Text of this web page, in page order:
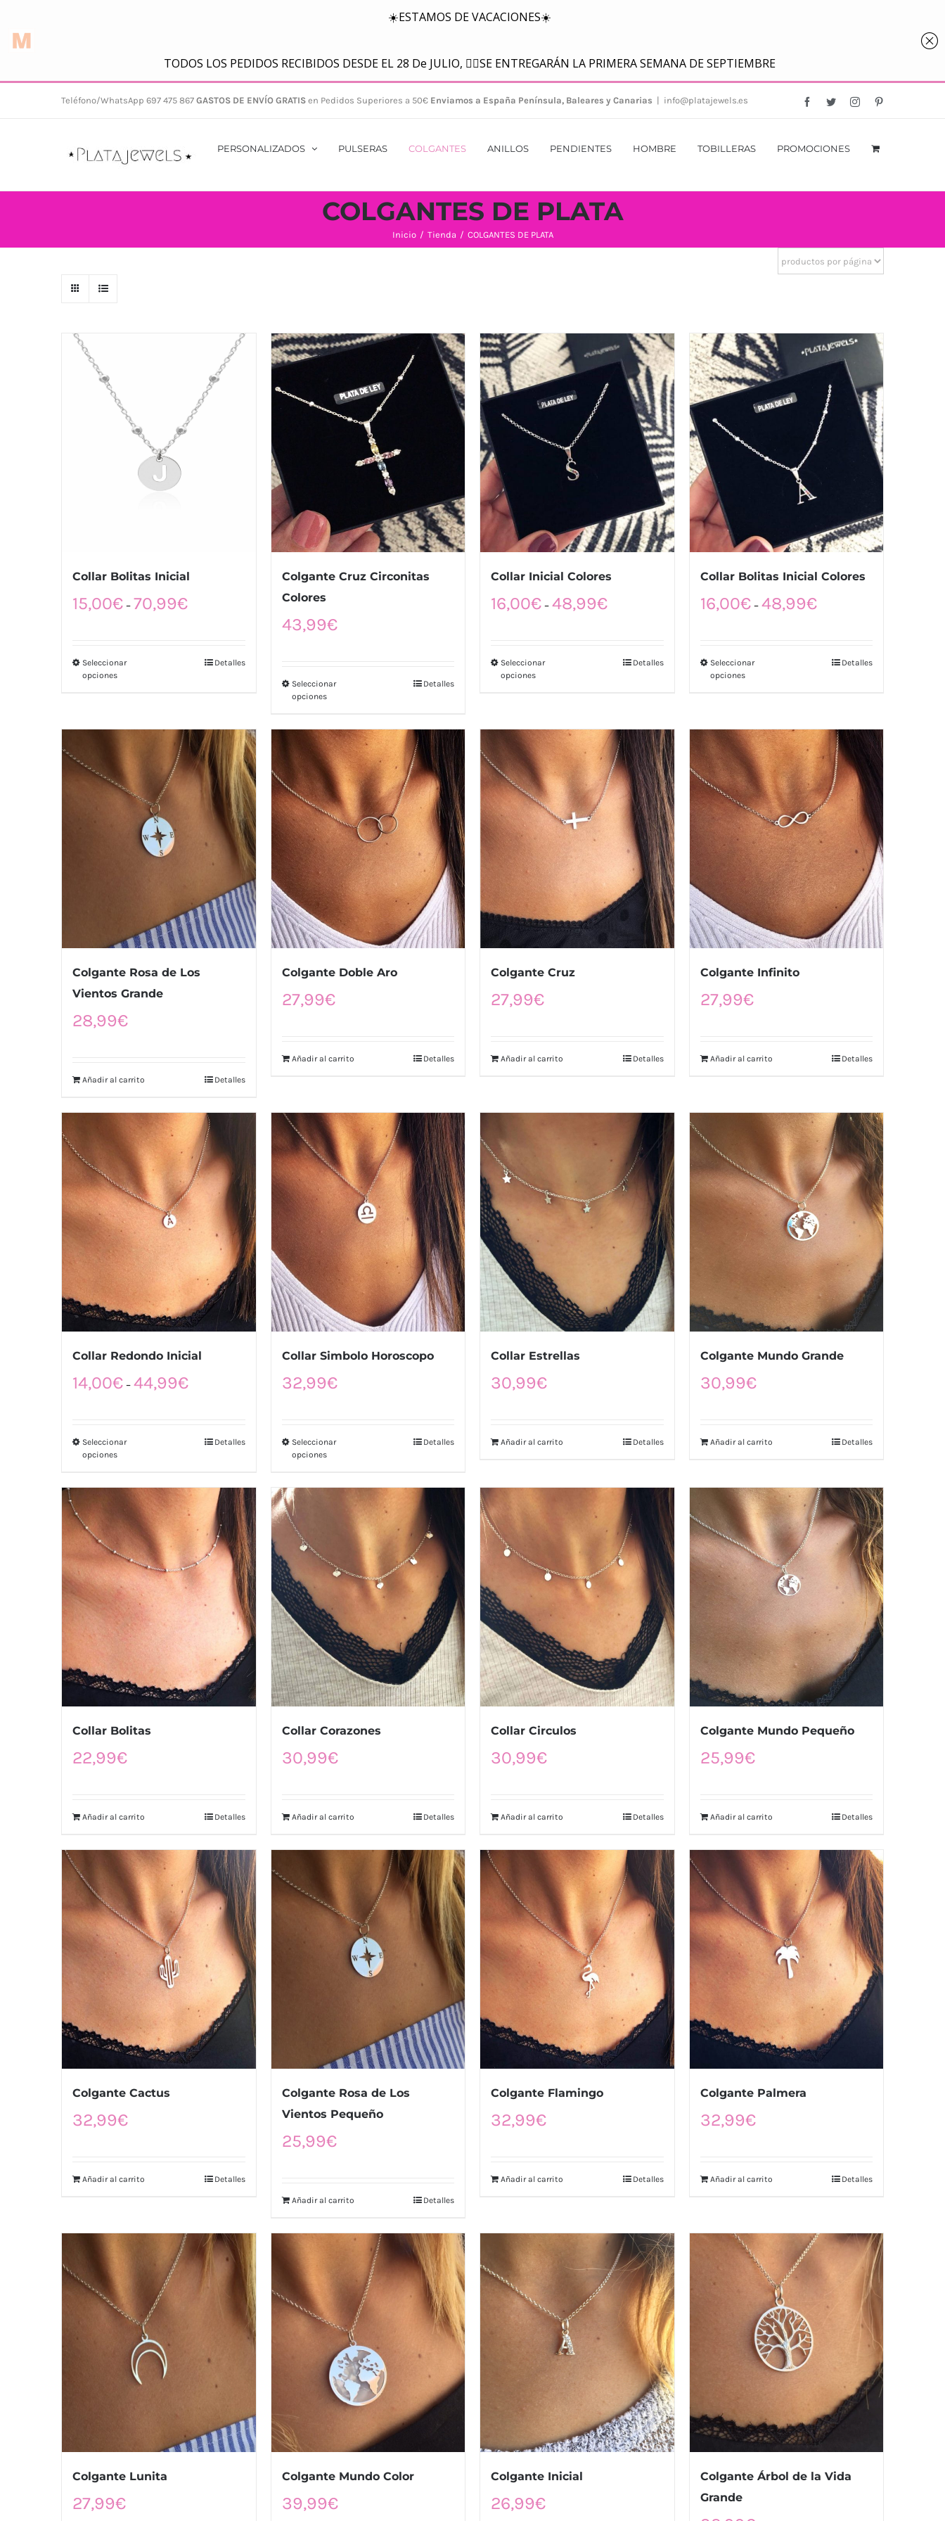
Teléfono/WhatsApp 697 475 867 GASTOS DE ENVÍO GRATIS en Pedidos Superiores a 50€ Enviamos a España Península, Baleares y Canarias info@platajewels.es FacebookTwitterInstagram
PERSONALIZADOS PULSERAS COLGANTES ANILLOS PENDIENTES HOMBRE TOBILLERAS PROMOCIONES
COLGANTES DE PLATA
Inicio / Tienda / COLGANTES DE PLATA
Collar Bolitas Inicial
15,00€ – 70,99€
Seleccionar
opciones
Detalles
Colgante Cruz Circonitas
Colores
43,99€
Seleccionar
opciones
Detalles
Collar Inicial Colores
16,00€ – 48,99€
Seleccionar
opciones
Detalles
Collar Bolitas Inicial Colores
16,00€– 48,99€
Seleccionar
opciones
Detalles
Colgante Rosa de Los
Vientos Grande
28,99€
Añadir al carrito Detalles
Colgante Doble Aro
27,99€
Añadir al carrito Detalles
Colgante Cruz
27,99€
Añadir al carrito Detalles
Colgante Infinito
27,99€
Añadir al carrito Detalles
Collar Redondo Inicial
14,00€ – 44,99€
Seleccionar
opciones
Detalles
Collar Simbolo Horoscopo
32,99€
Seleccionar
opciones
Detalles
Collar Estrellas
30,99€
Añadir al carrito Detalles
Colgante Mundo Grande
30,99€
Añadir al carrito Detalles
Collar Bolitas
22,99€
Añadir al carrito Detalles
Collar Corazones
30,99€
Añadir al carrito Detalles
Collar Circulos
30,99€
Añadir al carrito Detalles
Colgante Mundo Pequeño
25,99€
Añadir al carrito Detalles
Colgante Cactus
32,99€
Añadir al carrito Detalles
Colgante Rosa de Los
Vientos Pequeño
25,99€
Añadir al carrito Detalles
Colgante Flamingo
32,99€
Añadir al carrito Detalles
Colgante Palmera
32,99€
Añadir al carrito Detalles
Colgante Lunita
27,99€
Colgante Mundo Color
39,99€
Colgante Inicial
26,99€
Colgante Árbol de la Vida
Grande